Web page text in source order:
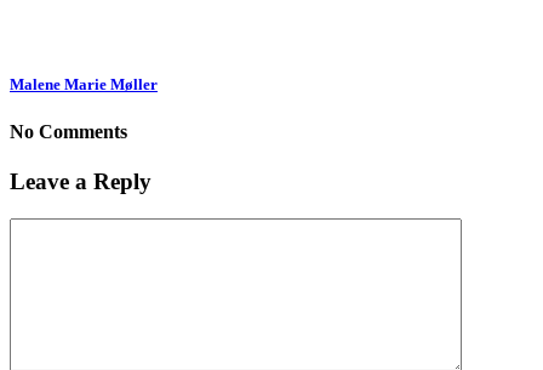
Malene Marie Møller
No Comments
Leave a Reply